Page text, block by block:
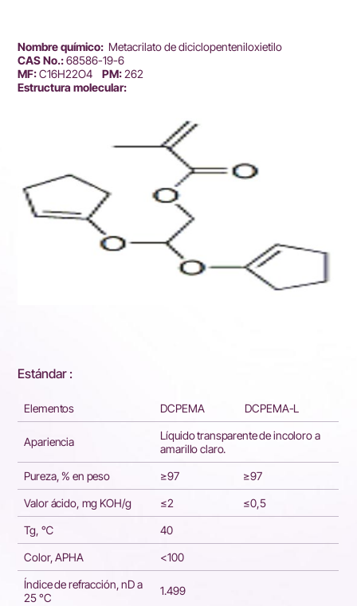
Nombre químico: Metacrilato de diciclopenteniloxietilo
CAS No.:68586-19-6
MF:C16H22O4 PM:262
Estructura molecular:
Estándar :
Elementos DCPEMA DCPEMA-L
Apariencia
Líquido transparente de incoloro a
amarillo claro.
Pureza, % en peso
≥97
≥97
Valor ácido, mg KOH/g
≤2
≤0,5
Tg, ℃
40
Color, APHA
<100
Índice de refracción, nD a
25 °C
1.499